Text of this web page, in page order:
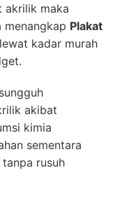
akrilik maka
menangkap Plakat
lewat kadar murah
akibat
kimia
sementara
rusuh